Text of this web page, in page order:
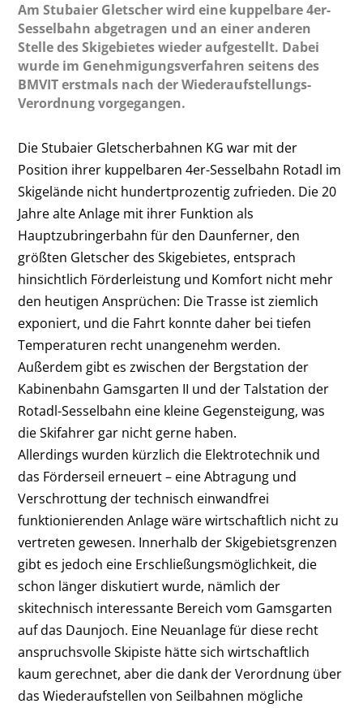
Am Stubaier Gletscher wird eine kuppelbare 4er-
Sesselbahn abgetragen und an einer anderen
Stelle des Skigebietes wieder aufgestellt. Dabei
wurde im Genehmigungsverfahren seitens des
BMVIT erstmals nach der Wiederaufstellungs-
Verordnung vorgegangen.
Die Stubaier Gletscherbahnen KG war mit der
Position ihrer kuppelbaren 4er-Sesselbahn Rotadl im
Skigelände nicht hundertprozentig zufrieden. Die 20
Jahre alte Anlage mit ihrer Funktion als
Hauptzubringerbahn für den Daunferner, den
größten Gletscher des Skigebietes, entsprach
hinsichtlich Förderleistung und Komfort nicht mehr
den heutigen Ansprüchen: Die Trasse ist ziemlich
exponiert, und die Fahrt konnte daher bei tiefen
Temperaturen recht unangenehm werden.
Außerdem gibt es zwischen der Bergstation der
Kabinenbahn Gamsgarten II und der Talstation der
Rotadl-Sesselbahn eine kleine Gegensteigung, was
die Skifahrer gar nicht gerne haben.
Allerdings wurden kürzlich die Elektrotechnik und
das Förderseil erneuert – eine Abtragung und
Verschrottung der technisch einwandfrei
funktionierenden Anlage wäre wirtschaftlich nicht zu
vertreten gewesen. Innerhalb der Skigebietsgrenzen
gibt es jedoch eine Erschließungsmöglichkeit, die
schon länger diskutiert wurde, nämlich der
skitechnisch interessante Bereich vom Gamsgarten
auf das Daunjoch. Eine Neuanlage für diese recht
anspruchsvolle Skipiste hätte sich wirtschaftlich
kaum gerechnet, aber die dank der Verordnung über
das Wiederaufstellen von Seilbahnen mögliche